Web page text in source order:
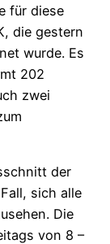
für diese
die gestern
wurde. Es
202
zwei
der
sich alle
Die
von 8 –